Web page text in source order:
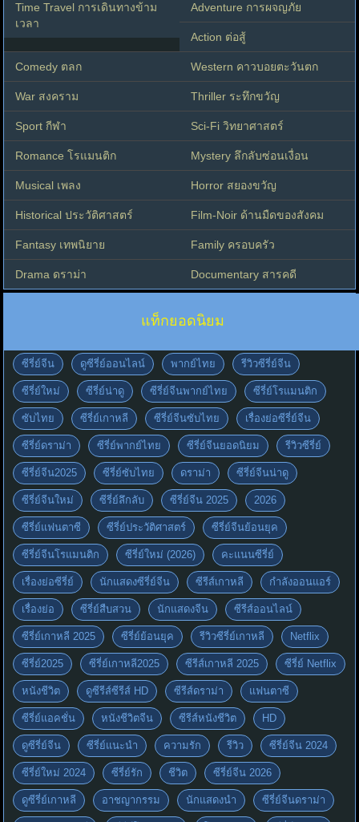
Time Travel การเดินทางข้าม
เวลา
Adventure การผจญภัย
Action ต่อสู้
Comedy ตลก Western คาวบอยตะวันตก
War สงคราม Thriller ระทึกขวัญ
Sport กีฬา Sci-Fi วิทยาศาสตร์
Romance โรแมนติก Mystery ลึกลับซ่อนเงื่อน
Musical เพลง Horror สยองขวัญ
Historical ประวัติศาสตร์ Film-Noir ด้านมืดของสังคม
Fantasy เทพนิยาย Family ครอบครัว
Drama ดราม่า Documentary สารคดี
แท็กยอดนิยม
ซีรี่ย์จีน ดูซีรี่ย์ออนไลน์ พากย์ไทย รีวิวซีรี่ย์จีน
ซีรี่ย์ใหม่ ซีรี่ย์น่าดู ซีรี่ย์จีนพากย์ไทย ซีรี่ย์โรแมนติก
ซับไทย ซีรี่ย์เกาหลี ซีรี่ย์จีนซับไทย เรื่องย่อซีรี่ย์จีน
ซีรี่ย์ดราม่า ซีรี่ย์พากย์ไทย ซีรี่ย์จีนยอดนิยม รีวิวซีรี่ย์
ซีรี่ย์จีน2025 ซีรี่ย์ซับไทย ดราม่า ซีรี่ย์จีนน่าดู
ซีรี่ย์จีนใหม่ ซีรี่ย์ลึกลับ ซีรี่ย์จีน 2025 2026
ซีรี่ย์แฟนตาซี ซีรี่ย์ประวัติศาสตร์ ซีรี่ย์จีนย้อนยุค
ซีรี่ย์จีนโรแมนติก ซีรี่ย์ใหม่ (2026) คะแนนซีรี่ย์
เรื่องย่อซีรี่ย์ นักแสดงซีรี่ย์จีน ซีรีส์เกาหลี กำลังออนแอร์
เรื่องย่อ ซีรี่ย์สืบสวน นักแสดงจีน ซีรีส์ออนไลน์
ซีรี่ย์เกาหลี 2025 ซีรี่ย์ย้อนยุค รีวิวซีรี่ย์เกาหลี Netflix
ซีรี่ย์2025 ซีรี่ย์เกาหลี2025 ซีรีส์เกาหลี 2025 ซีรี่ย์ Netflix
หนังชีวิต ดูซีรีส์ซีรีส์ HD ซีรีส์ดราม่า แฟนตาซี
ซีรี่ย์แอคชั่น หนังชีวิตจีน ซีรีส์หนังชีวิต HD
ดูซีรี่ย์จีน ซีรี่ย์แนะนำ ความรัก รีวิว ซีรี่ย์จีน 2024
ซีรี่ย์ใหม่ 2024 ซีรี่ย์รัก ชีวิต ซีรี่ย์จีน 2026
ดูซีรี่ย์เกาหลี อาชญากรรม นักแสดงนำ ซีรี่ย์จีนดราม่า